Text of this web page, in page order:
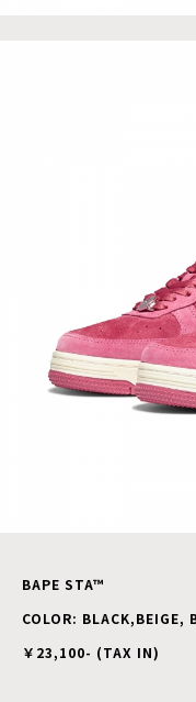
BAPE STA™
COLOR: BLACK,BEIGE,
￥23,100- (TAX IN)